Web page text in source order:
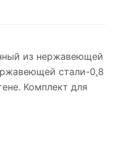
из нержавеющей
стали-0,8
Комплект для